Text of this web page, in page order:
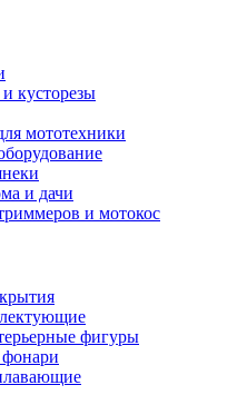
кусторезы
мототехники
и дачи
и мотокос
фигуры